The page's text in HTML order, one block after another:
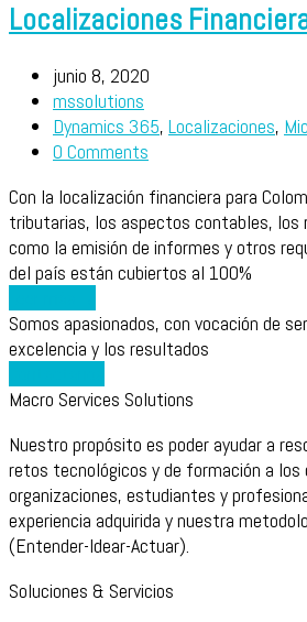
Localizaciones
junio 8, 2020
mssolutions
Dynamics 365, Localizaciones,
0 Comments
Con la localización financiera para
tributarias, los aspectos contables, los
como la emisión de informes y otros
del país están cubiertos al 100%
Somos apasionados, con vocación de
excelencia y los resultados
Macro Services Solutions
Nuestro propósito es poder ayudar a
retos tecnológicos y de formación a
organizaciones, estudiantes y
experiencia adquirida y nuestra
(Entender-Idear-Actuar).
Soluciones & Servicios